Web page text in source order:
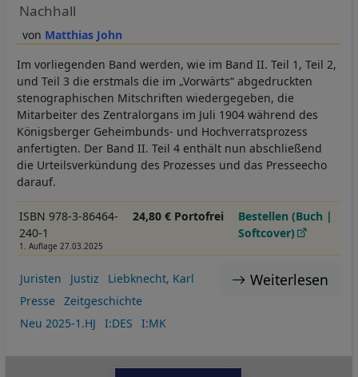
Matthias John
Nachhall
Im vorliegenden Band werden, wie im Band II. Teil 1, Teil 2,
und Teil 3 die erstmals die im „Vorwärts“ abgedruckten
stenographischen Mitschriften wiedergegeben, die
Mitarbeiter des Zentralorgans im Juli 1904 während des
Königsberger Geheimbunds- und Hochverratsprozess
anfertigten. Der Band II. Teil 4 enthält nun abschließend
die Urteilsverkündung des Prozesses und das Presseecho
darauf.
ISBN 978-3-86464-
240-1
1. Auflage 27.03.2025
24,80 € Portofrei
Bestellen (Buch |
Softcover)
Weiterlesen
Juristen Justiz
Liebknecht, Karl
Presse
Zeitgeschichte
Neu 2025-1.HJ
I:DES I:MK